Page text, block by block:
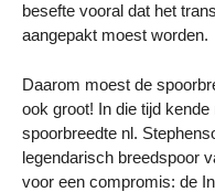
besefte vooral dat het
aangepakt moest worden.
Daarom moest de
ook groot! In die tijd
spoorbreedte nl.
legendarisch breedspoor
voor een compromis: de